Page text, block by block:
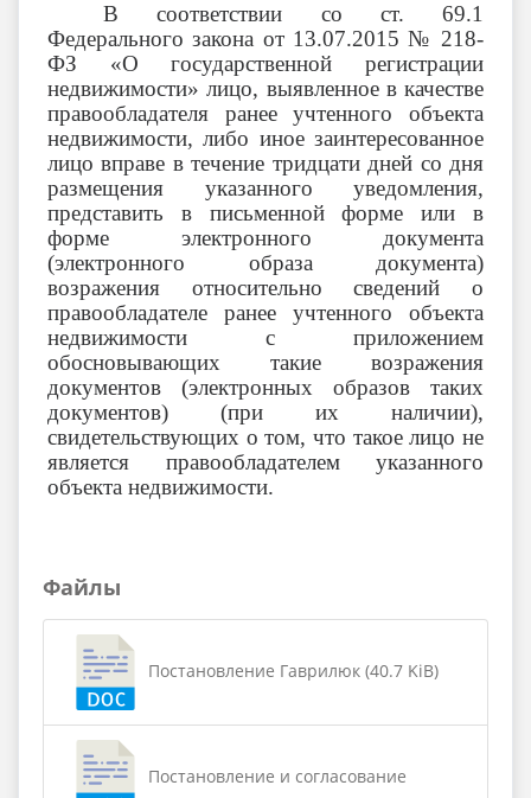
В соответствии со ст. 69.1
Федерального закона от 13.07.2015 № 218-
ФЗ «О государственной регистрации
недвижимости» лицо, выявленное в качестве
правообладателя ранее учтенного объекта
недвижимости, либо иное заинтересованное
лицо вправе в течение тридцати дней со дня
размещения указанного уведомления,
представить в письменной форме или в
форме электронного документа
(электронного образа документа)
возражения относительно сведений о
правообладателе ранее учтенного объекта
недвижимости с приложением
обосновывающих такие возражения
документов (электронных образов таких
документов) (при их наличии),
свидетельствующих о том, что такое лицо не
является правообладателем указанного
объекта недвижимости.
Файлы
Постановление Гаврилюк (40.7 KiB)
Постановление и согласование